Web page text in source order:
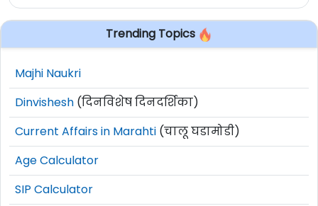
Trending Topics
Majhi Naukri
Dinvishesh (दिनविशेष दिनदर्शिका)
Current Affairs in Marahti (चालू घडामोडी)
Age Calculator
SIP Calculator